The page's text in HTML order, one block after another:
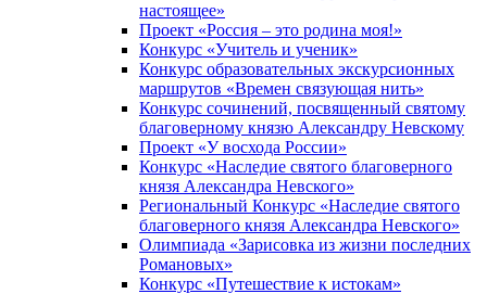
настоящее»
Проект «Россия – это родина моя!»
Конкурс «Учитель и ученик»
Конкурс образовательных экскурсионных
маршрутов «Времен связующая нить»
Конкурс сочинений, посвященный святому
благоверному князю Александру Невскому
Проект «У восхода России»
Конкурс «Наследие святого благоверного
князя Александра Невского»
Региональный Конкурс «Наследие святого
благоверного князя Александра Невского»
Олимпиада «Зарисовка из жизни последних
Романовых»
Конкурс «Путешествие к истокам»